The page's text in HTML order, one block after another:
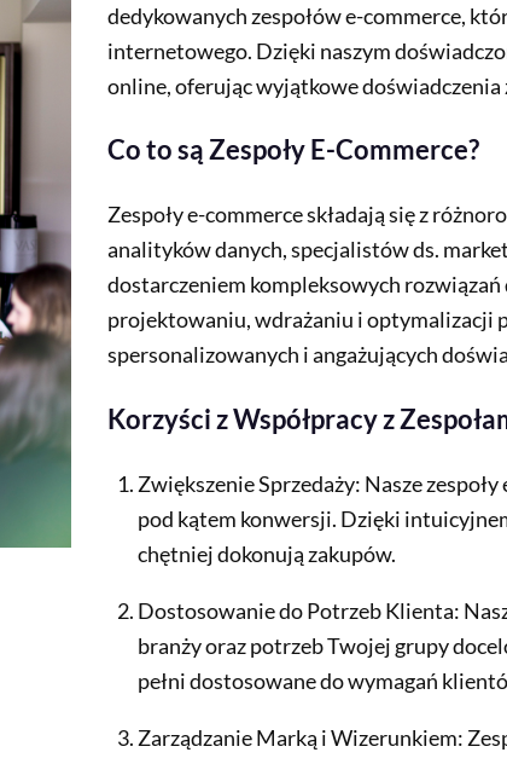
dedykowanych zespołów e-commerce,
internetowego. Dzięki naszym
online, oferując wyjątkowe doświadczenia
Co to są Zespoły E-Commerce?
Zespoły e-commerce składają się z
analityków danych, specjalistów ds.
dostarczeniem kompleksowych rozwiązań
projektowaniu, wdrażaniu i optymalizacji
spersonalizowanych i angażujących
Korzyści z Współpracy z
Zwiększenie Sprzedaży: Nasze
pod kątem konwersji. Dzięki
chętniej dokonują zakupów.
Dostosowanie do Potrzeb Klienta:
branży oraz potrzeb Twojej grupy
pełni dostosowane do wymagań
Zarządzanie Marką i Wizerunkiem: